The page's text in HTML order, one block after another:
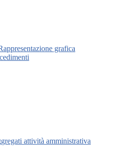
grafica
attività amministrativa